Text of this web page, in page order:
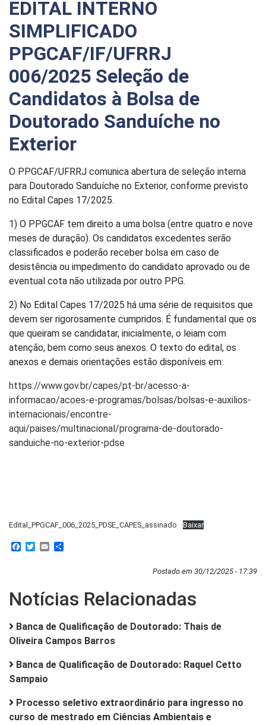
EDITAL INTERNO
SIMPLIFICADO
PPGCAF/IF/UFRRJ
006/2025 Seleção de
Candidatos à Bolsa de
Doutorado Sanduíche no
Exterior
O PPGCAF/UFRRJ comunica abertura de seleção interna
para Doutorado Sanduíche no Exterior, conforme previsto
no Edital Capes 17/2025.
1) O PPGCAF tem direito a uma bolsa (entre quatro e nove
meses de duração). Os candidatos excedentes serão
classificados e poderão receber bolsa em caso de
desistência ou impedimento do candidato aprovado ou de
eventual cota não utilizada por outro PPG.
2) No Edital Capes 17/2025 há uma série de requisitos que
devem ser rigorosamente cumpridos. É fundamental que os
que queiram se candidatar, inicialmente, o leiam com
atenção, bem como seus anexos. O texto do edital, os
anexos e demais orientações estão disponíveis em:
https://www.gov.br/capes/pt-br/acesso-a-
informacao/acoes-e-programas/bolsas/bolsas-e-auxilios-
internacionais/encontre-
aqui/paises/multinacional/programa-de-doutorado-
sanduiche-no-exterior-pdse
Edital_PPGCAF_006_2025_PDSE_CAPES_assinado Baixar
Facebook
Twitter
Email
Postado em 30/12/2025 - 17:39
Notícias Relacionadas
Banca de Qualificação de Doutorado: Thais de
Oliveira Campos Barros
Banca de Qualificação de Doutorado: Raquel Cetto
Sampaio
Processo seletivo extraordinário para ingresso no
curso de mestrado em Ciências Ambientais e